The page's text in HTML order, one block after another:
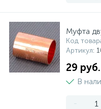
Муфта
Код
Артикул:
29 руб.
В
-